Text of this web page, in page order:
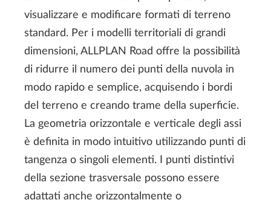
visualizzare e modificare formati di terreno
standard. Per i modelli territoriali di grandi
dimensioni, ALLPLAN Road offre la possibilità
di ridurre il numero dei punti della nuvola in
modo rapido e semplice, acquisendo i bordi
del terreno e creando trame della superficie.
La geometria orizzontale e verticale degli assi
è definita in modo intuitivo utilizzando punti di
tangenza o singoli elementi. I punti distintivi
della sezione trasversale possono essere
adattati anche orizzontalmente o